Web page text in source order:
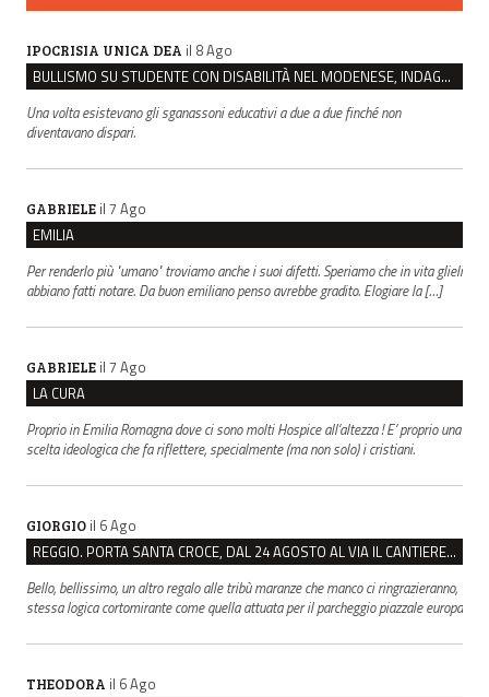
IPOCRISIA UNICA DEA il 8 Ago
BULLISMO SU STUDENTE CON DISABILITÀ NEL MODENESE, INDAGATI DUE RAGAZZI DI 16 ANNI
Una volta esistevano gli sganassoni educativi a due a due finché non
diventavano dispari.
GABRIELE il 7 Ago
EMILIA
Per renderlo più "umano" troviamo anche i suoi difetti. Speriamo che in vita glieli
abbiano fatti notare. Da buon emiliano penso avrebbe gradito. Elogiare la […]
GABRIELE il 7 Ago
LA CURA
Proprio in Emilia Romagna dove ci sono molti Hospice all’altezza ! E’ proprio una
scelta ideologica che fa riflettere, specialmente (ma non solo) i cristiani.
GIORGIO il 6 Ago
REGGIO. PORTA SANTA CROCE, DAL 24 AGOSTO AL VIA IL CANTIERE PER IL NUOVO COLLETTORE FOGNARIO
Bello, bellissimo, un altro regalo alle tribù maranze che manco ci ringrazieranno,
stessa logica cortomirante come quella attuata per il parcheggio piazzale europa
THEODORA il 6 Ago